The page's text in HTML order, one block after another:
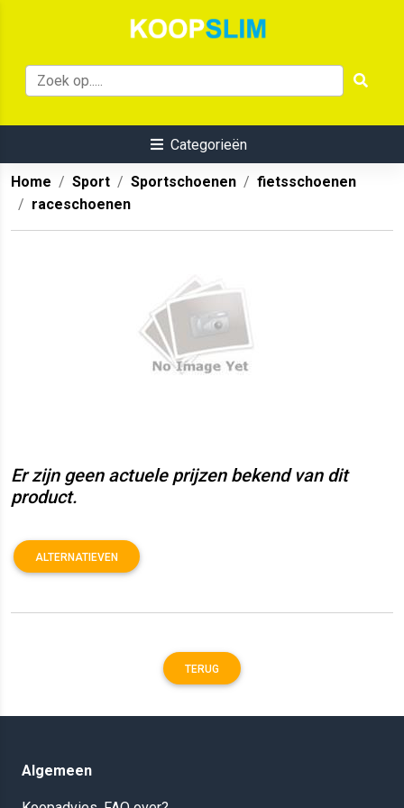
Categorieën
Home Sport Sportschoenen
fietsschoenen
raceschoenen
Er zijn geen actuele prijzen bekend van dit
product.
ALTERNATIEVEN
TERUG
Algemeen